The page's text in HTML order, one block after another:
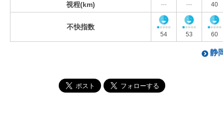
視程(km) --- --- 40
不快指数
54 53 60
静